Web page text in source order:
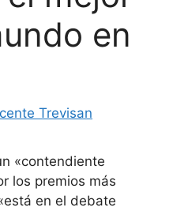
en
Trevisan
«contendiente
los premios más
en el debate